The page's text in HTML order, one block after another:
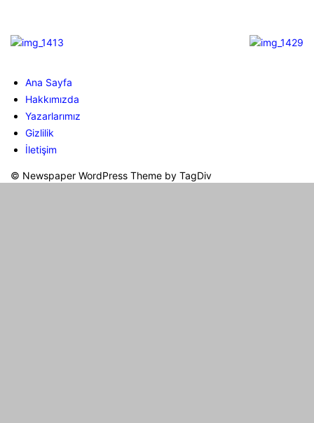
Ana Sayfa
Hakkımızda
Yazarlarımız
Gizlilik
İletişim
© Newspaper WordPress Theme by TagDiv